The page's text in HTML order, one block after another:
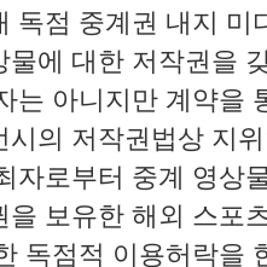
독점 중계권 내지 미
물에 대한 저작권을
는 아니지만 계약을
시의 저작권법상 지
자로부터 중계 영상
을 보유한 해외 스포
독점적 이용허락을